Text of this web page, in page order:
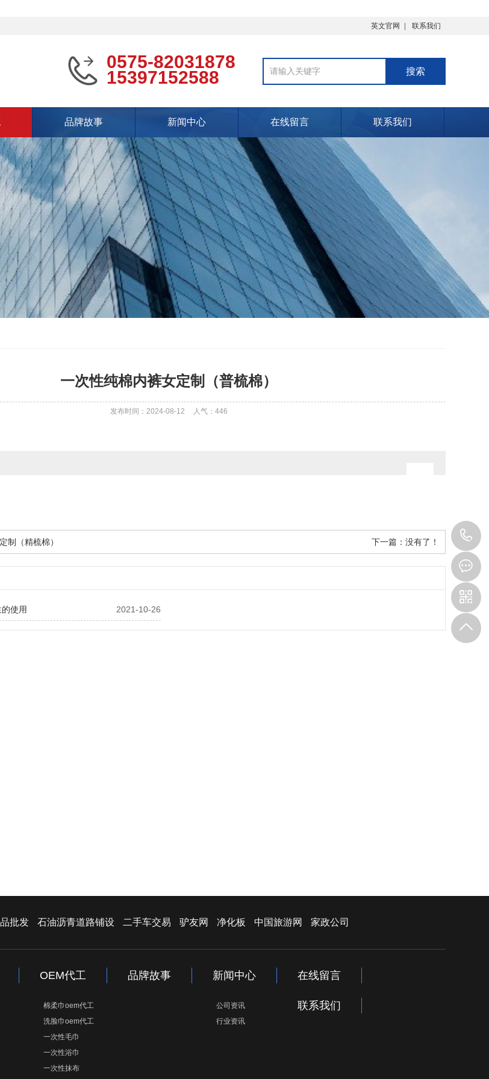
英文官网 联系我们
0575-82031878
15397152588
品牌故事 新闻中心 在线留言 联系我们
一次性纯棉内裤女定制（普梳棉）
发布时间：2024-08-12 人气： 446
制（精梳棉） 下一篇：没有了！
2021-10-26
使用
批发 石油沥青道路铺设 二手车交易 驴友网 净化板 中国旅游网 家政公司
OEM代工
棉柔巾oem代工
洗脸巾oem代工
一次性毛巾
一次性浴巾
一次性抹布
品牌故事 新闻中心
公司资讯
行业资讯
在线留言
联系我们